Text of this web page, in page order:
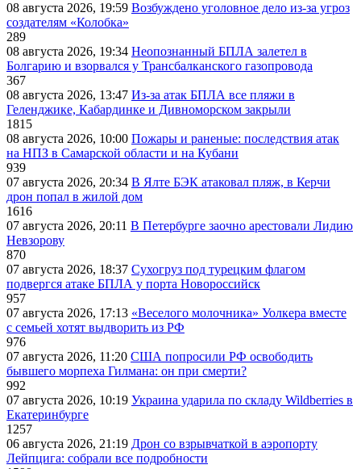
08 августа 2026, 19:59 Возбуждено уголовное дело из-за угроз
создателям «Колобка»
289
08 августа 2026, 19:34 Неопознанный БПЛА залетел в
Болгарию и взорвался у Трансбалканского газопровода
367
08 августа 2026, 13:47 Из-за атак БПЛА все пляжи в
Геленджике, Кабардинке и Дивноморском закрыли
1815
08 августа 2026, 10:00 Пожары и раненые: последствия атак
на НПЗ в Самарской области и на Кубани
939
07 августа 2026, 20:34 В Ялте БЭК атаковал пляж, в Керчи
дрон попал в жилой дом
1616
07 августа 2026, 20:11 В Петербурге заочно арестовали Лидию
Невзорову
870
07 августа 2026, 18:37 Сухогруз под турецким флагом
подвергся атаке БПЛА у порта Новороссийск
957
07 августа 2026, 17:13 «Веселого молочника» Уолкера вместе
с семьей хотят выдворить из РФ
976
07 августа 2026, 11:20 США попросили РФ освободить
бывшего морпеха Гилмана: он при смерти?
992
07 августа 2026, 10:19 Украина ударила по складу Wildberries в
Екатеринбурге
1257
06 августа 2026, 21:19 Дрон со взрывчаткой в аэропорту
Лейпцига: собрали все подробности